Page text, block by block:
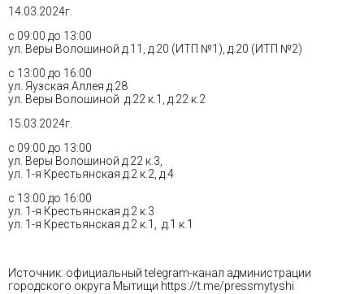
14.03.2024г.
с 09:00 до 13:00
ул. Веры Волошиной д.11, д.20 (ИТП №1), д.20 (ИТП №2)
с 13:00 до 16:00
ул. Яузская Аллея д.28
ул. Веры Волошиной д.22 к.1, д.22 к.2
15.03.2024г.
с 09:00 до 13:00
ул. Веры Волошиной д.22 к.3,
ул. 1-я Крестьянская д.2 к.2, д.4
с 13:00 до 16:00
ул. 1-я Крестьянская д.2 к.3
ул. 1-я Крестьянская д.2 к.1, д.1 к.1
Источник: официальный telegram-канал администрации
городского округа Мытищи https://t.me/pressmytyshi